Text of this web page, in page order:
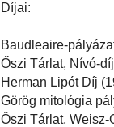
Díjai:
Baudleaire-
Őszi Tárlat, Nívó-
Herman Lipót Díj
Görög mitológia
Őszi Tárlat, Weisz-